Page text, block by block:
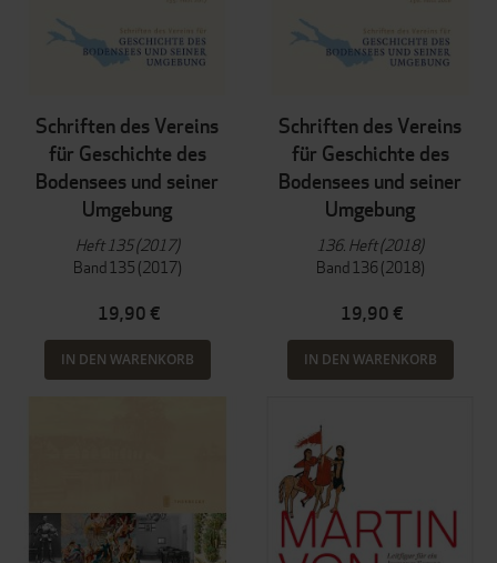
Schriften des Vereins
für Geschichte des
Bodensees und seiner
Umgebung
Heft 135 (2017)
Band 135 (2017)
19,90 €
IN DEN WARENKORB
Schriften des Vereins
für Geschichte des
Bodensees und seiner
Umgebung
136. Heft (2018)
Band 136 (2018)
19,90 €
IN DEN WARENKORB